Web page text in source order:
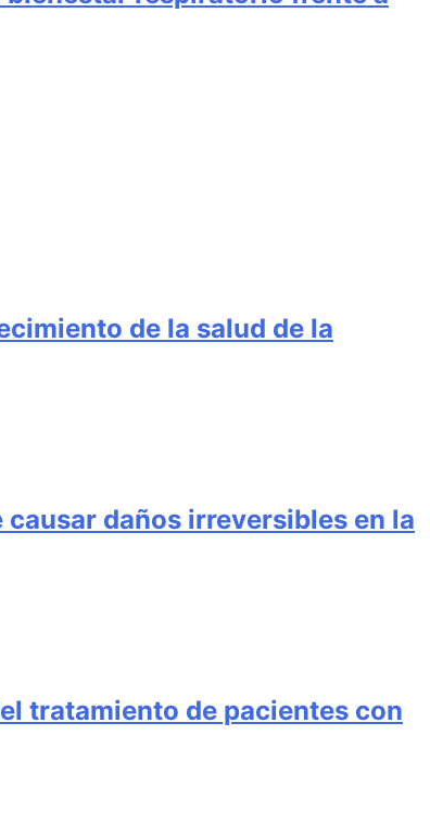
de la salud de la
daños irreversibles en la
tratamiento de pacientes con